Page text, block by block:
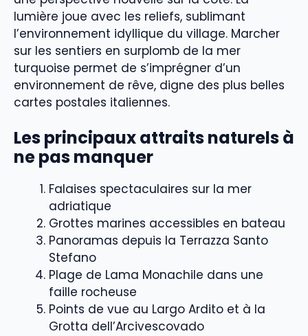
lumière joue avec les reliefs, sublimant
l’environnement idyllique du village. Marcher
sur les sentiers en surplomb de la mer
turquoise permet de s’imprégner d’un
environnement de rêve, digne des plus belles
cartes postales italiennes.
Les principaux attraits naturels à
ne pas manquer
Falaises spectaculaires sur la mer
adriatique
Grottes marines accessibles en bateau
Panoramas depuis la Terrazza Santo
Stefano
Plage de Lama Monachile dans une
faille rocheuse
Points de vue au Largo Ardito et à la
Grotta dell’Arcivescovado